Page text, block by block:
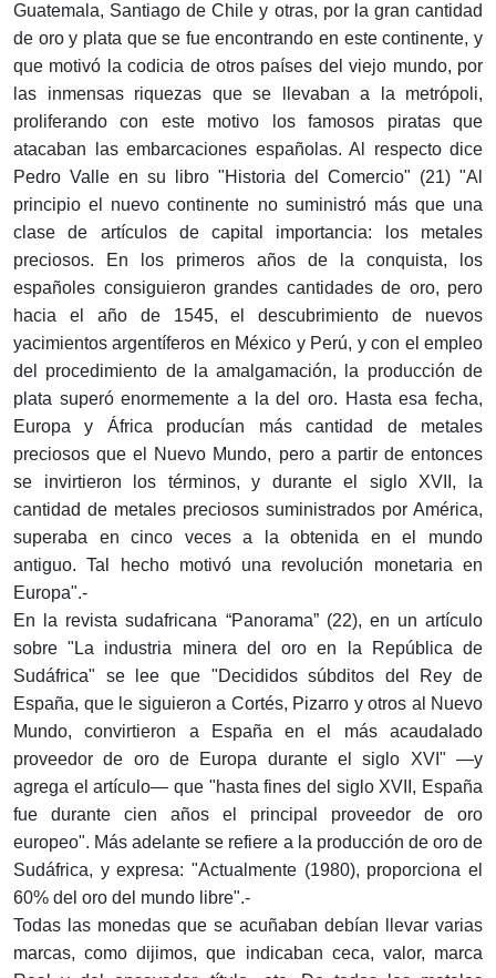
Guatemala, Santiago de Chile y otras, por la gran cantidad
de oro y plata que se fue encontrando en este continente, y
que motivó la codicia de otros países del viejo mundo, por
las inmensas riquezas que se llevaban a la metrópoli,
proliferando con este motivo los famosos piratas que
atacaban las embarcaciones españolas. Al respecto dice
Pedro Valle en su libro "Historia del Comercio" (21) "Al
principio el nuevo continente no suministró más que una
clase de artículos de capital importancia: los metales
preciosos. En los primeros años de la conquista, los
españoles consiguieron grandes cantidades de oro, pero
hacia el año de 1545, el descubrimiento de nuevos
yacimientos argentíferos en México y Perú, y con el empleo
del procedimiento de la amalgamación, la producción de
plata superó enormemente a la del oro. Hasta esa fecha,
Europa y África producían más cantidad de metales
preciosos que el Nuevo Mundo, pero a partir de entonces
se invirtieron los términos, y durante el siglo XVII, la
cantidad de metales preciosos suministrados por América,
superaba en cinco veces a la obtenida en el mundo
antiguo. Tal hecho motivó una revolución monetaria en
Europa".-
En la revista sudafricana “Panorama” (22), en un artículo
sobre "La industria minera del oro en la República de
Sudáfrica" se lee que "Decididos súbditos del Rey de
España, que le siguieron a Cortés, Pizarro y otros al Nuevo
Mundo, convirtieron a España en el más acaudalado
proveedor de oro de Europa durante el siglo XVI" —y
agrega el artículo— que "hasta fines del siglo XVII, España
fue durante cien años el principal proveedor de oro
europeo". Más adelante se refiere a la producción de oro de
Sudáfrica, y expresa: "Actualmente (1980), proporciona el
60% del oro del mundo libre".-
Todas las monedas que se acuñaban debían llevar varias
marcas, como dijimos, que indicaban ceca, valor, marca